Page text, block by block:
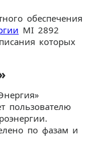
обеспечения
MI 2892
которых
пользователю
по фазам и